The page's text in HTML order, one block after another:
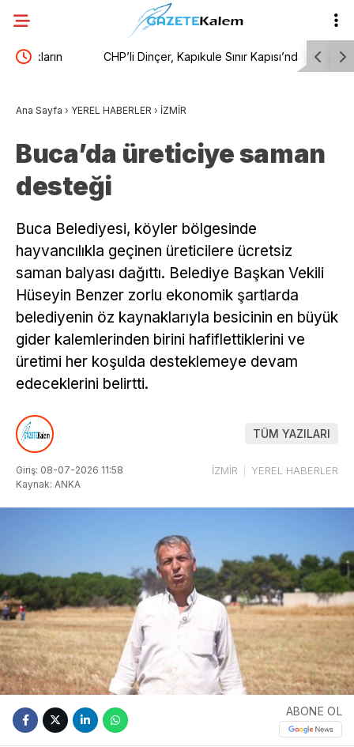
CHP’li Dinçer, Kapıkule Sınır Kapısı’nda
Ana Sayfa › YEREL HABERLER › İZMİR
Buca’da üreticiye saman
desteği
Buca Belediyesi, köyler bölgesinde
hayvancılıkla geçinen üreticilere ücretsiz
saman balyası dağıttı. Belediye Başkan Vekili
Hüseyin Benzer zorlu ekonomik şartlarda
belediyenin öz kaynaklarıyla besicinin en büyük
gider kalemlerinden birini hafiflettiklerini ve
üretimi her koşulda desteklemeye devam
edeceklerini belirtti.
TÜM YAZILARI
Giriş: 08-07-2026 11:58
Kaynak: ANKA
İZMİR YEREL HABERLER
ABONE OL